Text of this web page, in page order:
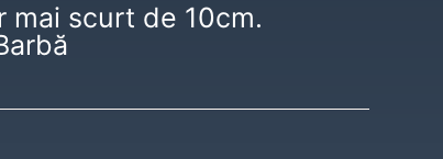
mai scurt de 10cm.